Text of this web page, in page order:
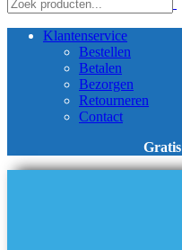
Klantenservice
Bestellen
Betalen
Bezorgen
Retourneren
Contact
Gratis